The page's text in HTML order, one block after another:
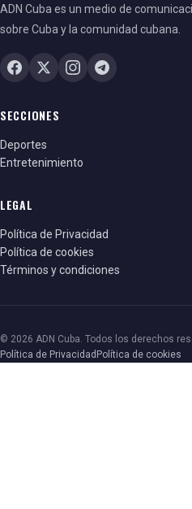
ADN Cuba es un medio de
sobre Cuba y la comunidad cubana.
SECCIONES
Deportes
Entretenimiento
LEGAL
Política de Privacidad
Política de cookies
Términos y condiciones
© 2026 ADN Cuba. Todos los derechos
Política de Privacidad Política de cookies